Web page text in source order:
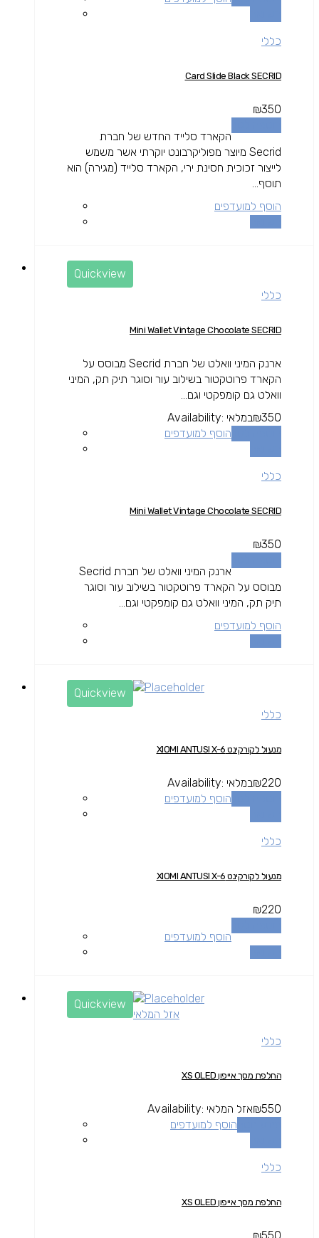
כללי
Card Slide Black SECRID
₪350
הקארד סלייד החדש של חברת
Secrid מיוצר מפוליקרבונט יוקרתי אשר משמש
לייצור זכוכית חסינת ירי, הקארד סלייד (מגירה) הוא
תוסף...
הוסף למועדפים
Quickview
כללי
Mini Wallet Vintage Chocolate SECRID
ארנק המיני וואלט של חברת Secrid מבוסס על
הקארד פרוטקטור בשילוב עור וסוגר תיק תק, המיני
וואלט גם קומפקטי וגם...
₪350
Availability: במלאי
הוסף למועדפים
כללי
Mini Wallet Vintage Chocolate SECRID
₪350
ארנק המיני וואלט של חברת Secrid
מבוסס על הקארד פרוטקטור בשילוב עור וסוגר
תיק תק, המיני וואלט גם קומפקטי וגם...
הוסף למועדפים
Quickview
כללי
מנעול לקורקינט XIOMI ANTUSI X-6
₪220
Availability: במלאי
הוסף למועדפים
כללי
מנעול לקורקינט XIOMI ANTUSI X-6
₪220
הוסף למועדפים
Quickview
אזל המלאי
כללי
החלפת מסך אייפון XS OLED
₪550
Availability: אזל המלאי
הוסף למועדפים
כללי
החלפת מסך אייפון XS OLED